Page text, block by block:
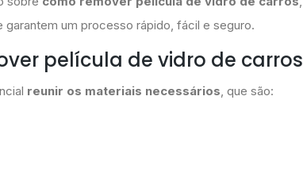
um processo rápido, fácil e seguro.
película de vidro de carros
reunir os materiais necessários , que são: